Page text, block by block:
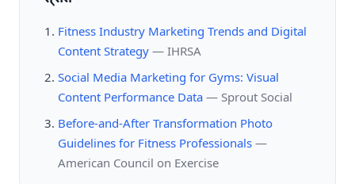
Fitness Industry Marketing Trends and Digital
Content Strategy — IHRSA
Social Media Marketing for Gyms: Visual
Content Performance Data — Sprout Social
Before-and-After Transformation Photo
Guidelines for Fitness Professionals —
American Council on Exercise